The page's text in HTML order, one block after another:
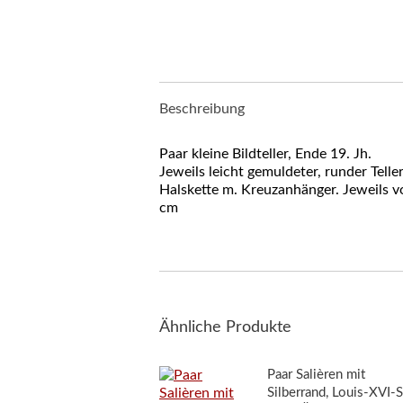
Beschreibung
Paar kleine Bildteller, Ende 19. Jh.
Jeweils leicht gemuldeter, runder
Halskette m. Kreuzanhänger. Jeweils
cm
Ähnliche Produkte
Paar Salièren mit
Silberrand, Louis-XVI-